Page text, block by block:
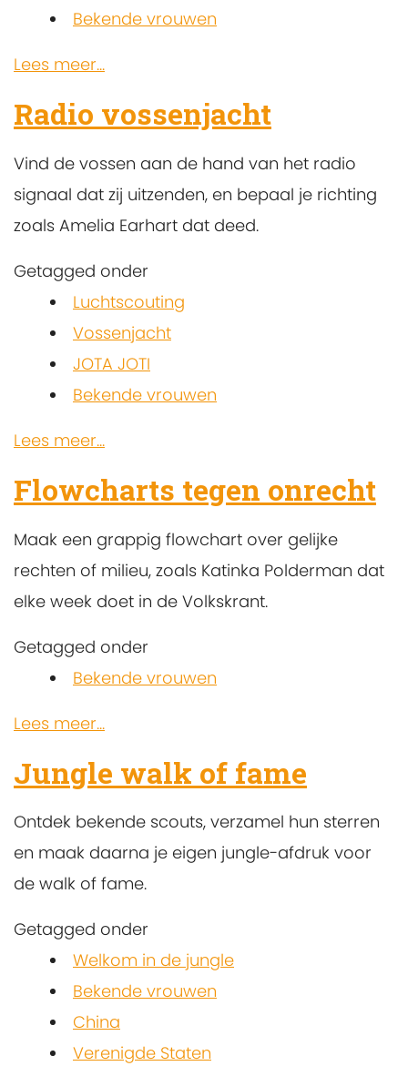
Bekende vrouwen
Lees meer...
Radio vossenjacht
Vind de vossen aan de hand van het radio
signaal dat zij uitzenden, en bepaal je richting
zoals Amelia Earhart dat deed.
Getagged onder
Luchtscouting
Vossenjacht
JOTA JOTI
Bekende vrouwen
Lees meer...
Flowcharts tegen onrecht
Maak een grappig flowchart over gelijke
rechten of milieu, zoals Katinka Polderman dat
elke week doet in de Volkskrant.
Getagged onder
Bekende vrouwen
Lees meer...
Jungle walk of fame
Ontdek bekende scouts, verzamel hun sterren
en maak daarna je eigen jungle-afdruk voor
de walk of fame.
Getagged onder
Welkom in de jungle
Bekende vrouwen
China
Verenigde Staten